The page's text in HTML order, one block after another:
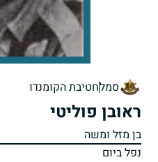
סמלחטיבת הקומנדו
ראובן פוליטי
בן מזל ומשה
נפל ביום